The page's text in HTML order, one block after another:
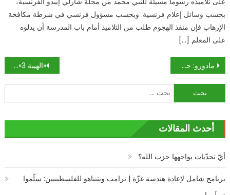
بحسب وسائل إعلام فرنسية. وبحسب مسؤول فرنسي في شرطة مكافحة
الإرهاب فإن منفذ الهجوم طلب من التلاميذ أمام باب المدرسة أن يدلوه
على المعلم […]
تصفّح
المقالات
«الهيبة 3»… شارة ثانية؟ مادورو: حذارِ «فييتنام جديدة»
البحث
عن:
أحدث المقالات
أيّ تحدّيات يواجهها حزب الله؟
برنامج شامل لإعادة هندسة غزّة | ترامب ونتنياهو للفلسطينيين: سلّموا